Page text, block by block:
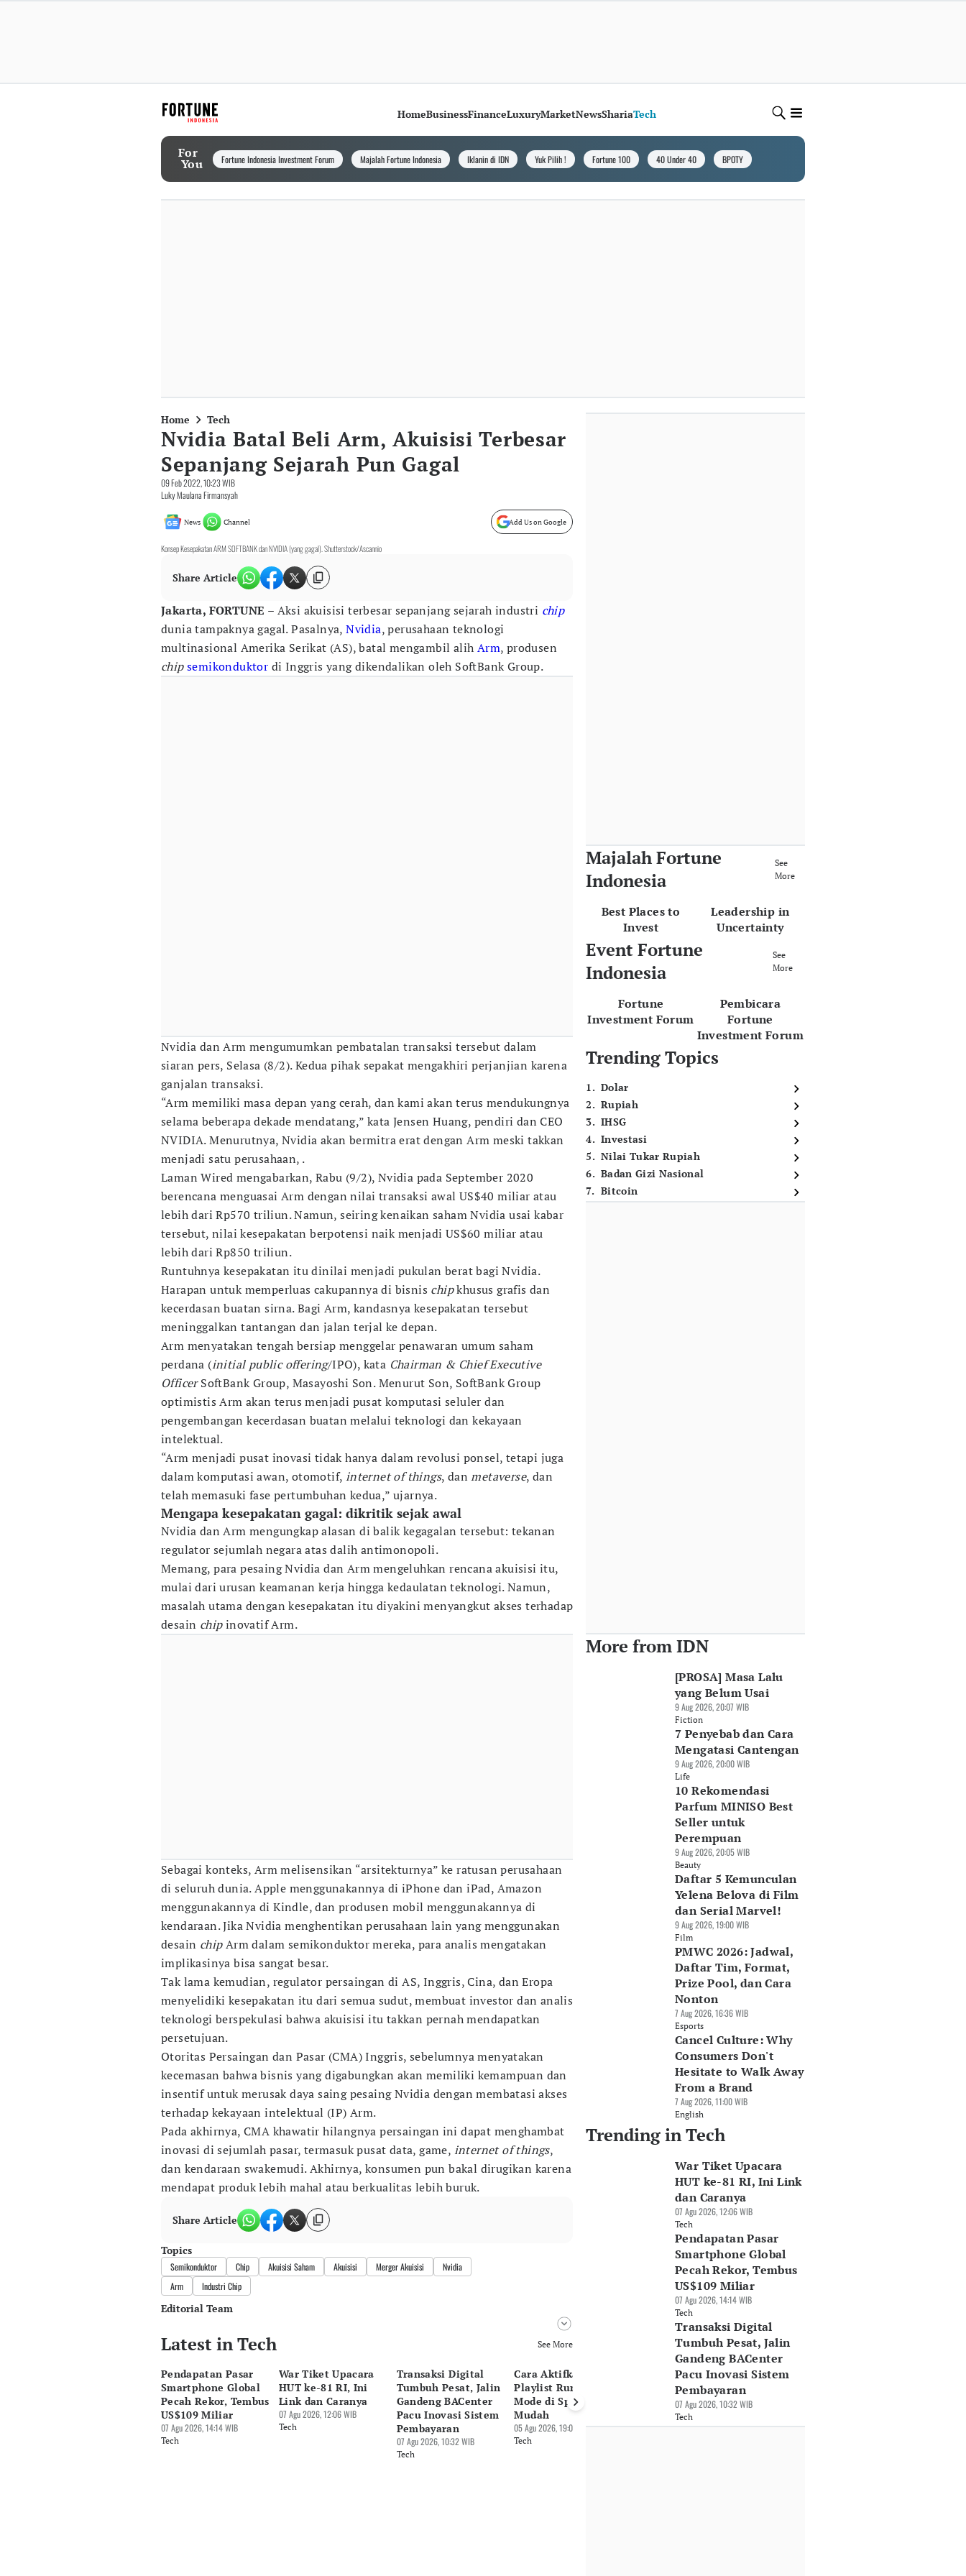
HomeBusinessFinanceLuxuryMarketNewsShariaTech
For
You Fortune Indonesia Investment Forum Majalah Fortune Indonesia Iklanin di IDN Yuk Pilih ! Fortune 100 40 Under 40 BPOTY
Home Tech
Nvidia Batal Beli Arm, Akuisisi Terbesar
Sepanjang Sejarah Pun Gagal
09 Feb 2022, 10:23 WIB
Luky Maulana Firmansyah
News Channel Add Us on Google
Konsep Kesepakatan ARM SOFTBANK dan NVIDIA (yang gagal). Shutterstock/Ascannio
Share Article
Jakarta, FORTUNE – Aksi akuisisi terbesar sepanjang sejarah industri chip
dunia tampaknya gagal. Pasalnya,Nvidia, perusahaan teknologi
multinasional Amerika Serikat (AS), batal mengambil alih Arm, produsen
chipsemikonduktor di Inggris yang dikendalikan oleh SoftBank Group.
Nvidia dan Arm mengumumkan pembatalan transaksi tersebut dalam
siaran pers, Selasa (8/2). Kedua pihak sepakat mengakhiri perjanjian karena
ganjalan transaksi.
“Arm memiliki masa depan yang cerah, dan kami akan terus mendukungnya
selama beberapa dekade mendatang,” kata Jensen Huang, pendiri dan CEO
NVIDIA. Menurutnya, Nvidia akan bermitra erat dengan Arm meski takkan
menjadi satu perusahaan, .
Laman Wired mengabarkan, Rabu (9/2), Nvidia pada September 2020
berencana menguasai Arm dengan nilai transaksi awal US$40 miliar atau
lebih dari Rp570 triliun. Namun, seiring kenaikan saham Nvidia usai kabar
tersebut, nilai kesepakatan berpotensi naik menjadi US$60 miliar atau
lebih dari Rp850 triliun.
Runtuhnya kesepakatan itu dinilai menjadi pukulan berat bagi Nvidia.
Harapan untuk memperluas cakupannya di bisnis chipkhusus grafis dan
kecerdasan buatan sirna. Bagi Arm, kandasnya kesepakatan tersebut
meninggalkan tantangan dan jalan terjal ke depan.
Arm menyatakan tengah bersiap menggelar penawaran umum saham
perdana (initial public offering/IPO), kata Chairman & Chief Executive
OfficerSoftBank Group, Masayoshi Son. Menurut Son, SoftBank Group
optimistis Arm akan terus menjadi pusat komputasi seluler dan
pengembangan kecerdasan buatan melalui teknologi dan kekayaan
intelektual.
“Arm menjadi pusat inovasi tidak hanya dalam revolusi ponsel, tetapi juga
dalam komputasi awan, otomotif, internet of things, danmetaverse, dan
telah memasuki fase pertumbuhan kedua,” ujarnya.
Mengapa kesepakatan gagal: dikritik sejak awal
Nvidia dan Arm mengungkap alasan di balik kegagalan tersebut: tekanan
regulator sejumlah negara atas dalih antimonopoli.
Memang, para pesaing Nvidia dan Arm mengeluhkan rencana akuisisi itu,
mulai dari urusan keamanan kerja hingga kedaulatan teknologi. Namun,
masalah utama dengan kesepakatan itu diyakini menyangkut akses terhadap
desain chipinovatif Arm.
Sebagai konteks, Arm melisensikan “arsitekturnya” ke ratusan perusahaan
di seluruh dunia. Apple menggunakannya di iPhone dan iPad, Amazon
menggunakannya di Kindle, dan produsen mobil menggunakannya di
kendaraan. Jika Nvidia menghentikan perusahaan lain yang menggunakan
desain chipArm dalam semikonduktor mereka, para analis mengatakan
implikasinya bisa sangat besar.
Tak lama kemudian, regulator persaingan di AS, Inggris, Cina, dan Eropa
menyelidiki kesepakatan itu dari semua sudut, membuat investor dan analis
teknologi berspekulasi bahwa akuisisi itu takkan pernah mendapatkan
persetujuan.
Otoritas Persaingan dan Pasar (CMA) Inggris, sebelumnya menyatakan
kecemasan bahwa bisnis yang digabungkan akan memiliki kemampuan dan
insentif untuk merusak daya saing pesaing Nvidia dengan membatasi akses
terhadap kekayaan intelektual (IP) Arm.
Pada akhirnya, CMA khawatir hilangnya persaingan ini dapat menghambat
inovasi di sejumlah pasar, termasuk pusat data, game, internet of things,
dan kendaraan swakemudi. Akhirnya, konsumen pun bakal dirugikan karena
mendapat produk lebih mahal atau berkualitas lebih buruk.
Share Article
Topics
Semikonduktor Chip Akuisisi Saham Akuisisi Merger Akuisisi
Nvidia
Arm
Industri Chip
Editorial Team
Editor
Bonardo Maulana
Editor
Luky Maulana Firmansyah
Latest in Tech See More
Pendapatan Pasar
Smartphone Global
Pecah Rekor, Tembus
US$109 Miliar
07 Agu 2026, 14:14 WIB
Tech
War Tiket Upacara
HUT ke-81 RI, Ini
Link dan Caranya
07 Agu 2026, 12:06 WIB
Tech
Transaksi Digital
Tumbuh Pesat, Jalin
Gandeng BACenter
Pacu Inovasi Sistem
Pembayaran
07 Agu 2026, 10:32 WIB
Tech
Cara Aktifkan
Playlist Running
Mode di Spotify yang
Mudah
05 Agu 2026, 19:09 WIB
Tech
TrendAI Bangun
Data Center Lokal,
Bidik Peluang Pasar
Enterprise
05 Agu 2026, 10:48 WIB
Schneider Electric
Pangkas Emisi
03 Agu 2026, 21:50 WIB
Majalah Fortune
Indonesia
See
More
Best Places to
Invest
Leadership in
Uncertainty
Event Fortune
Indonesia
See
More
Fortune
Investment Forum
Pembicara
Fortune
Investment Forum
Trending Topics
1. Dolar
2. Rupiah
3. IHSG
4. Investasi
5. Nilai Tukar Rupiah
6. Badan Gizi Nasional
7. Bitcoin
More from IDN
[PROSA] Masa Lalu
yang Belum Usai
9 Aug 2026, 20:07 WIB
Fiction
7 Penyebab dan Cara
Mengatasi Cantengan
9 Aug 2026, 20:00 WIB
Life
10 Rekomendasi
Parfum MINISO Best
Seller untuk
Perempuan
9 Aug 2026, 20:05 WIB
Beauty
Daftar 5 Kemunculan
Yelena Belova di Film
dan Serial Marvel!
9 Aug 2026, 19:00 WIB
Film
PMWC 2026: Jadwal,
Daftar Tim, Format,
Prize Pool, dan Cara
Nonton
7 Aug 2026, 16:36 WIB
Esports
Cancel Culture: Why
Consumers Don't
Hesitate to Walk Away
From a Brand
7 Aug 2026, 11:00 WIB
English
Trending in Tech
War Tiket Upacara
HUT ke-81 RI, Ini Link
dan Caranya
07 Agu 2026, 12:06 WIB
Tech
Pendapatan Pasar
Smartphone Global
Pecah Rekor, Tembus
US$109 Miliar
07 Agu 2026, 14:14 WIB
Tech
Transaksi Digital
Tumbuh Pesat, Jalin
Gandeng BACenter
Pacu Inovasi Sistem
Pembayaran
07 Agu 2026, 10:32 WIB
Tech